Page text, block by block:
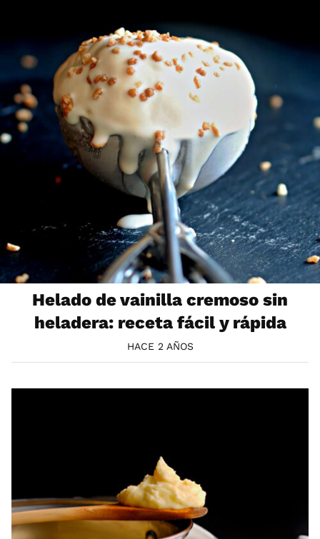
Helado de vainilla cremoso sin
heladera: receta fácil y rápida
HACE 2 AÑOS